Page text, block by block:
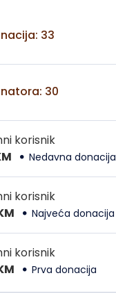
33
30
korisnik
Nedavna donacija
korisnik
Najveća donacija
korisnik
Prva donacija